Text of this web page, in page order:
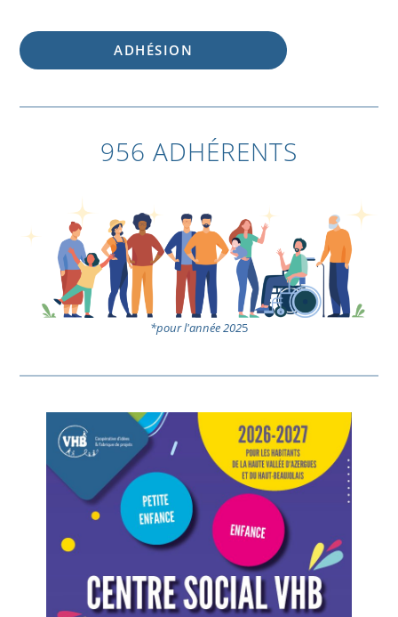
ADHÉSION
956 ADHÉRENTS
*pour l'année 2025